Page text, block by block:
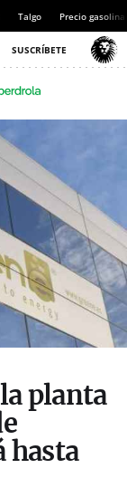
Talgo Precio gasolina
planta
hasta